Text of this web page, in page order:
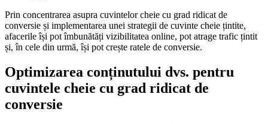
Prin concentrarea asupra cuvintelor cheie cu grad ridicat de
conversie și implementarea unei strategii de cuvinte cheie țintite,
afacerile își pot îmbunătăți vizibilitatea online, pot atrage trafic țintit
și, în cele din urmă, își pot crește ratele de conversie.
Optimizarea conținutului dvs. pentru
cuvintele cheie cu grad ridicat de
conversie